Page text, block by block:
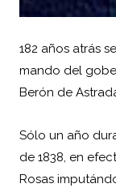
182 años atrás
mando del
Berón de
Sólo un año
de 1838, en
Rosas